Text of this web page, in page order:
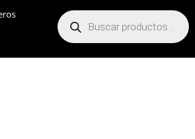
Búsqueda
de
productos